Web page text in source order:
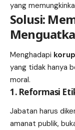
yang
Solusi:
Menghadapi
yang tidak hanya
moral.
1. Reformasi
Jabatan harus
amanat publik,